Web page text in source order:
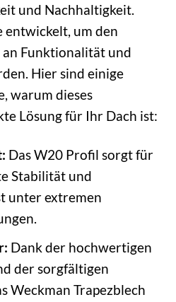
und Nachhaltigkeit.
entwickelt, um den
Funktionalität und
Hier sind einige
warum dieses
Lösung für Ihr Dach ist:
Das W20 Profil sorgt für
Stabilität und
unter extremen
Dank der hochwertigen
der sorgfältigen
Weckman Trapezblech